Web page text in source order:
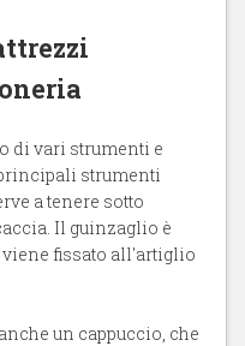
di vari strumenti e
strumenti
a tenere sotto
Il guinzaglio è
fissato all'artiglio
un cappuccio, che